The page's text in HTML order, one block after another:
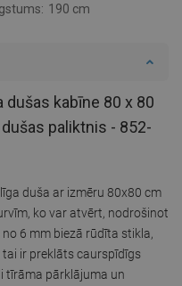
190 cm
dušas kabīne 80 x 80
paliktnis - 852-
duša ar izmēru 80x80 cm
ko var atvērt, nodrošinot
6 mm biezā rūdīta stikla,
ir preklāts caurspīdīgs
tīrāma pārklājuma un